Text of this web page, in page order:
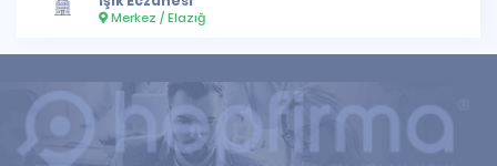
Merkez / Elazığ